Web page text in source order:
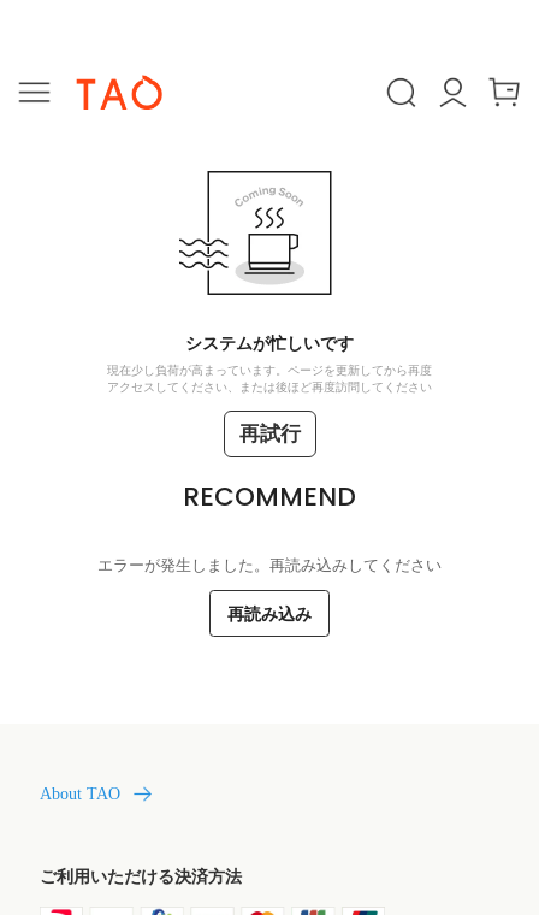
システムが忙しいです
現在少し負荷が高まっています。ページを更新してから再度
アクセスしてください、または後ほど再度訪問してください
再試行
RECOMMEND
エラーが発生しました。再読み込みしてください
再読み込み
About TAO
ご利用いただける決済方法